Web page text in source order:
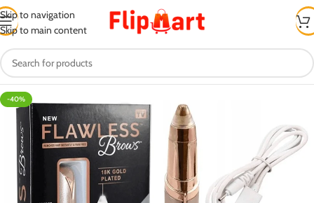
Skip to navigation
Skip to main content
-40%